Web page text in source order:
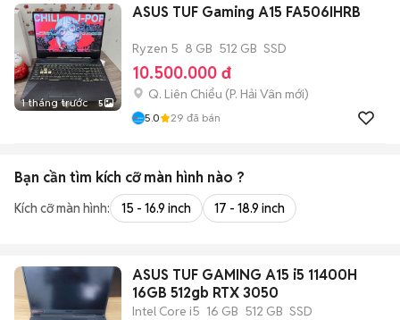
1 tháng trước 5
ASUS TUF Gaming A15 FA506IHRB
Ryzen 5 8 GB 512 GB SSD
10.500.000 đ
Q. Liên Chiểu (P. Hải Vân mới)
5.0 29 đã bán
Bạn cần tìm kích cỡ màn hình nào ?
Kích cỡ màn hình: 15 - 16.9 inch 17 - 18.9 inch
ASUS TUF GAMING A15 i5 11400H
16GB 512gb RTX 3050
Intel Core i5 16 GB 512 GB SSD